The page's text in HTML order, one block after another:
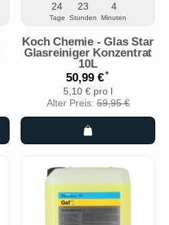
24
Tage
23
Stunden
4
Minuten
Koch Chemie - Glas Star
Glasreiniger Konzentrat
10L
50,99 €*
5,10 € pro l
Alter Preis:59,95 €